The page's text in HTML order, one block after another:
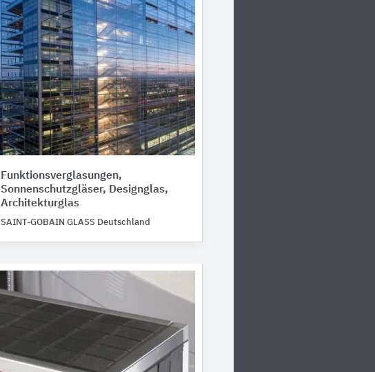
Funktionsverglasungen,
Sonnenschutzgläser, Designglas,
Architekturglas
SAINT-GOBAIN GLASS Deutschland